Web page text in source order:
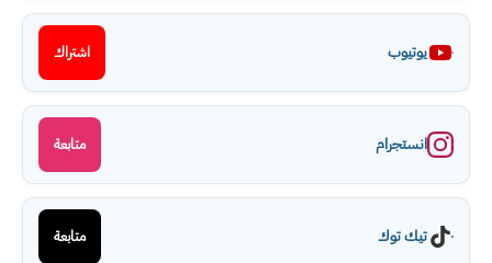
يوتيوب اشتراك
انستجرام متابعة
تيك توك متابعة